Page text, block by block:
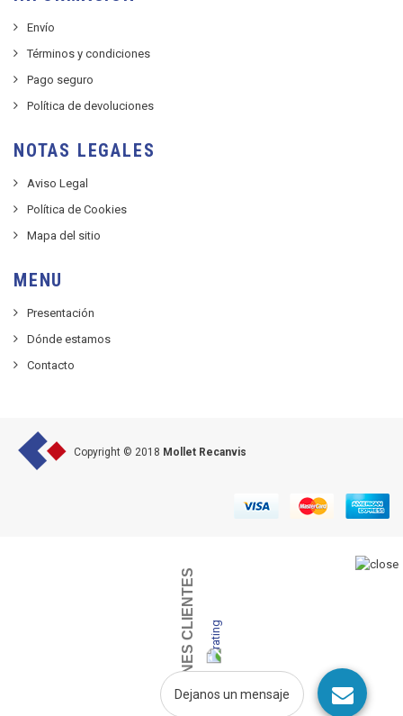
Dejanos un mensaje
Envío
Términos y condiciones
Pago seguro
Política de devoluciones
NOTAS LEGALES
Aviso Legal
Política de Cookies
Mapa del sitio
MENU
Presentación
Dónde estamos
Contacto
Copyright © 2018 Mollet Recanvis
OPINIONES CLIENTES